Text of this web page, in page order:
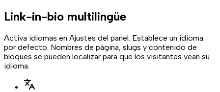
Link-in-bio multilingüe
Activa idiomas en Ajustes del panel. Establece un idioma
por defecto. Nombres de página, slugs y contenido de
bloques se pueden localizar para que los visitantes vean su
idioma.